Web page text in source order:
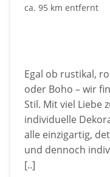
ca. 95 km entfernt
Egal ob rustikal,
oder Boho – wir
Stil. Mit viel Liebe
individuelle
alle einzigartig,
und dennoch
[..]